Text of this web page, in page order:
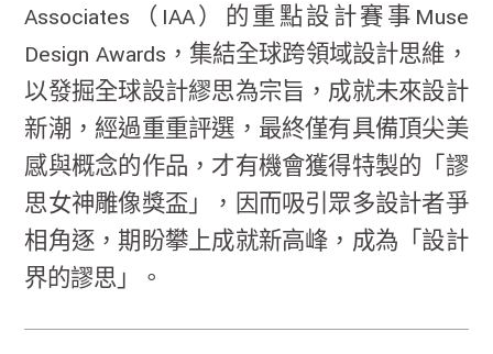
Associates（IAA）的重點設計賽事Muse
Design Awards，集結全球跨領域設計思維，
以發掘全球設計繆思為宗旨，成就未來設計
新潮，經過重重評選，最終僅有具備頂尖美
感與概念的作品，才有機會獲得特製的「謬
思女神雕像獎盃」，因而吸引眾多設計者爭
相角逐，期盼攀上成就新高峰，成為「設計
界的謬思」。